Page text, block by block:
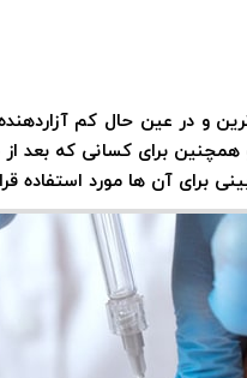
و در عین حال کم
همچنین برای کسانی که
برای آن ها مورد استفاده